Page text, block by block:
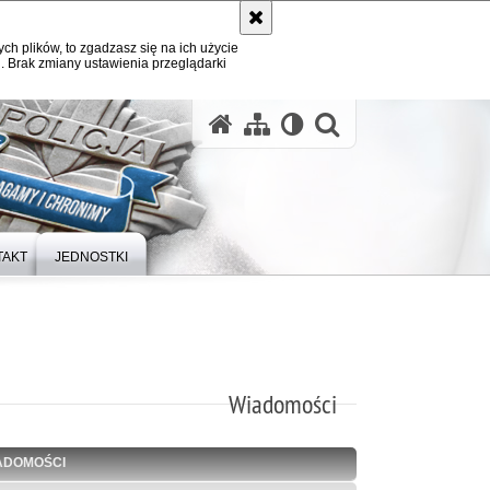
plików, to zgadzasz się na ich użycie
zmiany ustawienia przeglądarki
JEDNOSTKI
Wiadomości